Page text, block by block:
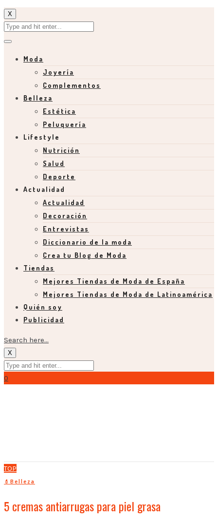
X
Moda
Joyería
Complementos
Belleza
Estética
Peluquería
Lifestyle
Nutrición
Salud
Deporte
Actualidad
Actualidad
Decoración
Entrevistas
Diccionario de la moda
Crea tu Blog de Moda
Tiendas
Mejores Tiendas de Moda de España
Mejores Tiendas de Moda de Latinoamérica
Quién soy
Publicidad
Search here...
X
0
TOP
💄Belleza
5 cremas antiarrugas para piel grasa